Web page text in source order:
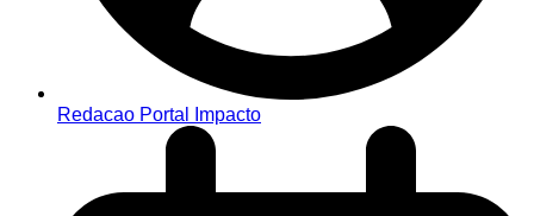
Redacao Portal Impacto